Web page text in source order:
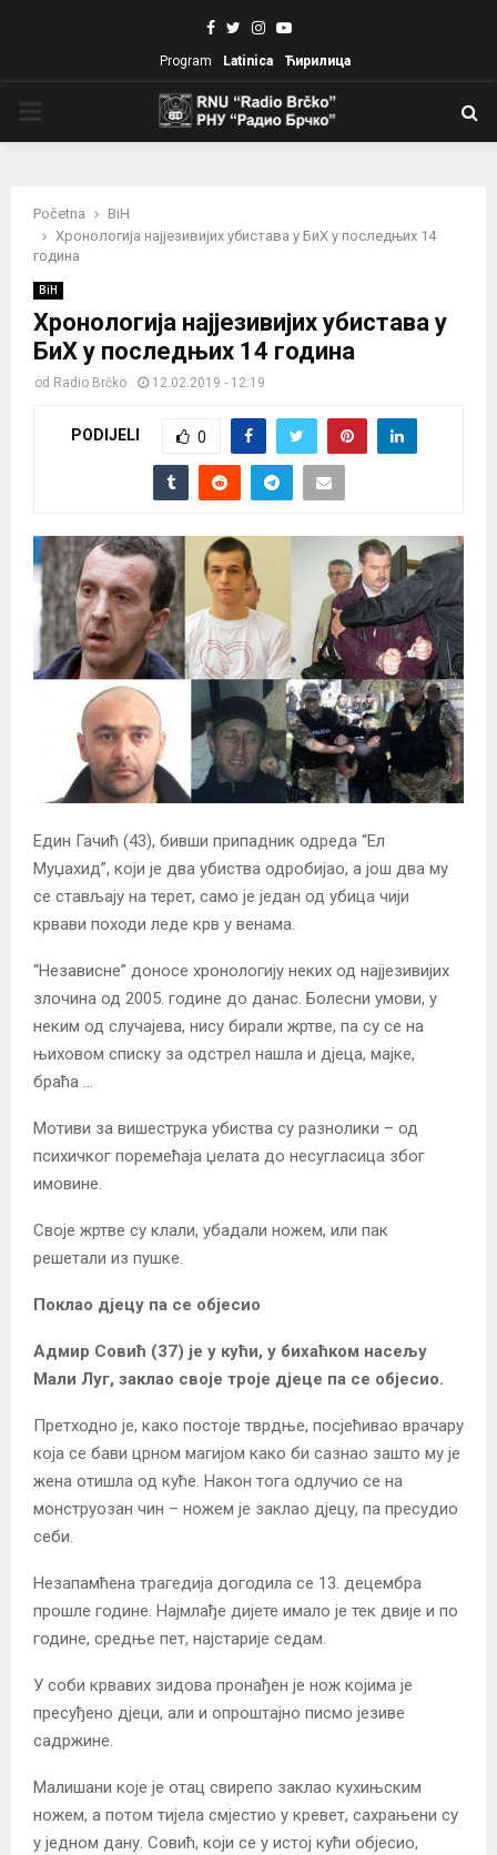
Facebook
TwitterInstagram
Youtube
Program Latinica Ћирилица
Početna
BiH
Хронологија најјезивијих убистава у БиХ у последњих 14
година
BiH
Хронологија најјезивијих убистава у
БиХ у последњих 14 година
od Radio Brčko 12.02.2019 - 12:19
PODIJELI 0
Един Гачић (43), бивши припадник одреда “Ел
Муџахид”, који је два убиства одробијао, а још два му
се стављају на терет, само је један од убица чији
крвави походи леде крв у венама.
“Независне” доносе хронологију неких од најјезивијих
злочина од 2005. године до данас. Болесни умови, у
неким од случајева, нису бирали жртве, па су се на
њиховом списку за одстрел нашла и дјеца, мајке,
браћа …
Мотиви за вишеструка убиства су разнолики – од
психичког поремећаја џелата до несугласица због
имовине.
Своје жртве су клали, убадали ножем, или пак
решетали из пушке.
Поклао дјецу па се објесио
Адмир Совић (37) је у кући, у бихаћком насељу
Мали Луг, заклао своје троје дјеце па се објесио.
Претходно је, како постоје тврдње, посјећивао врачару
која се бави црном магијом како би сазнао зашто му је
жена отишла од куће. Након тога одлучио се на
монструозан чин – ножем је заклао дјецу, па пресудио
себи.
Незапамћена трагедија догодила се 13. децембра
прошле године. Најмлађе дијете имало је тек двије и по
године, средње пет, најстарије седам.
У соби крвавих зидова пронађен је нож којима је
пресуђено дјеци, али и опроштајно писмо језиве
садржине.
Малишани које је отац свирепо заклао кухињским
ножем, а потом тијела смјестио у кревет, сахрањени су
у једном дану. Совић, који се у истој кући објесио,